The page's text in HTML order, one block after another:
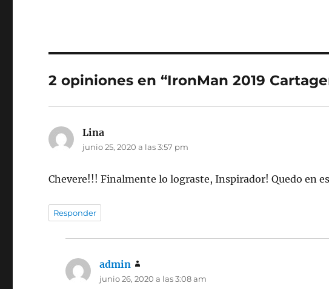
2 opiniones en “IronMan 2019
Lina
junio 25, 2020 a las 3:57 pm
Chevere!!! Finalmente lo lograste, Inspirador! Quedo en
Responder
admin
junio 26, 2020 a las 3:08 am